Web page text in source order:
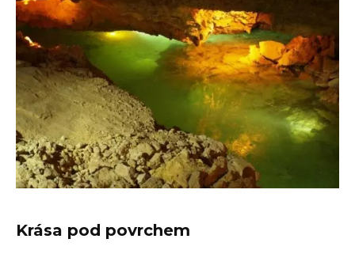
Krása pod povrchem